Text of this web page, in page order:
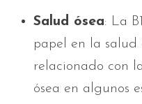
Salud ósea: La
papel en la salud
relacionado con
ósea en algunos